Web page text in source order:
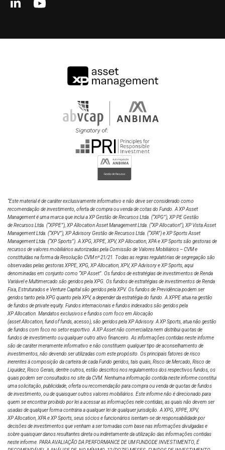
TREND PÓS-FIXADO XP SEGUROS PREV FIC FIRF
2022 2024
“Este material é de caráter exclusivamente informativo e não deve ser considerado como
recomendação de investimento, oferta de compra ou venda de cotas do Fundo. A XP Asset
Management é uma marca que inclui a XP Gestão de Recursos Ltda. (“XPG”), XP PE Gestão
de Recursos Ltda. (“XPPE”), XP Allocation Asset Management Ltda. (“XP Allocation”), XP Vista Asset
Management Ltda. (“XPV”), XP Advisory Gestão de Recursos Ltda. (“XPA”) e XP Sports Asset
Management Ltda. (“XP Sports”). A XPG, XPPE, XPV, XP Allocation, XPA e XP Sports são gestoras de
recursos de valores mobiliários autorizadas pela Comissão de Valores Mobiliários – CVM e
constituídas na forma da Resolução CVM nº 21/21. Todas as regras regulatórias de segregação são
observadas pelas gestoras XPPE, XPG, XP Allocation, XPV, XP Advisory e XP Sports, aqui
denominadas em conjunto como “XP Asset”. Os fundos de estratégias de investimentos de Renda
Variável e Multimercado são geridos pela XPG. Os fundos de estratégias de investimentos de Renda
Fixa, Estruturados e Venture Capital são geridos pela XPV. Os fundos de Previdência podem ser
geridos tanto pela XPG quanto pela XPV, a depender da estratégia do fundo. A XPPE atua na gestão
de fundos de private equity. Fundos internacionais e fundos indexados são geridos pela
XP Allocation. Mandatos exclusivos e fundos com foco em Alocação
(asset Allocation, fund of funds, acesso), são geridos pela XP Advisory. A XP Sports, atua não gestão
de fundos com foco no setor esportivo. A XP Asset não comercializa nem distribui quotas de
fundos de investimento ou qualquer outro ativo financeiro. As informações contidas neste informe
são de caráter meramente informativo e não constituem qualquer tipo de aconselhamento de
investimentos, não devendo ser utilizadas com este propósito. Os principais fatores de risco
inerentes à composição da carteira de cada Fundo geridos, tais quais, Risco de Mercado, Risco de
Liquidez, Risco Gerais, dentre outros, estão descritos nos regulamentos dos respectivos fundos, os
quais podem ser consultados no site da CVM. Nenhuma informação contida neste informe constitui
uma solicitação, publicidade, oferta ou recomendação para compra ou venda de quotas de fundos
de investimento, ou de quaisquer outros valores mobiliários. Este informe não é direcionado para
quem se encontrar proibido por lei a acessar as informações nele contidas, as quais não devem ser
usadas de qualquer forma contrária a qualquer lei de qualquer jurisdição. A XPG, XPPE, XPV,
XP Allocation, XPA e XP Sports, seus sócios e funcionários isentam-se de responsabilidade por
decisões de investimentos que venham a ser tomadas com base nas informações divulgadas e
sobre quaisquer danos resultantes direta ou indiretamente da utilização das informações contidas
neste informe. PARA AVALIAÇÃO DA PERFORMANCE DE UM FUNDODE INVESTIMENTO, É